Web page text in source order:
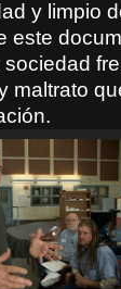
y limpio
este
maltrato